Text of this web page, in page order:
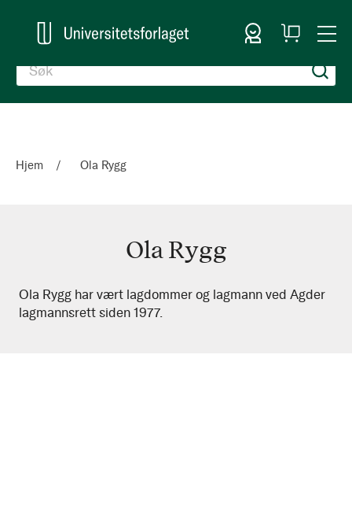
Logg inn
Handlekurv
Hjem Ola Rygg
Ola Rygg
Ola
Rygg
Ola Rygg har vært lagdommer og lagmann ved Agder
lagmannsrett siden 1977.